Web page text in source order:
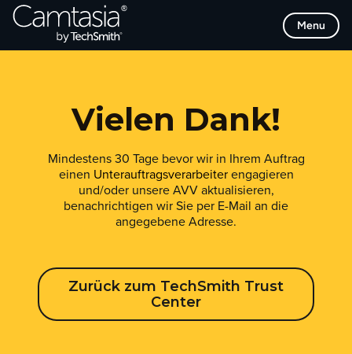
Direkt
zum
Menu
Vielen Dank!
Mindestens 30 Tage bevor wir in Ihrem Auftrag
einen Unterauftragsverarbeiterengagieren
und/oder unsere AVV aktualisieren,
benachrichtigen wir Sie per E-Mail an die
angegebene Adresse.
Zurück zum TechSmith Trust
Center